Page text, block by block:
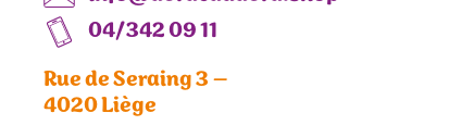
04/342 09 11
Rue de Seraing 3 –
4020 Liège